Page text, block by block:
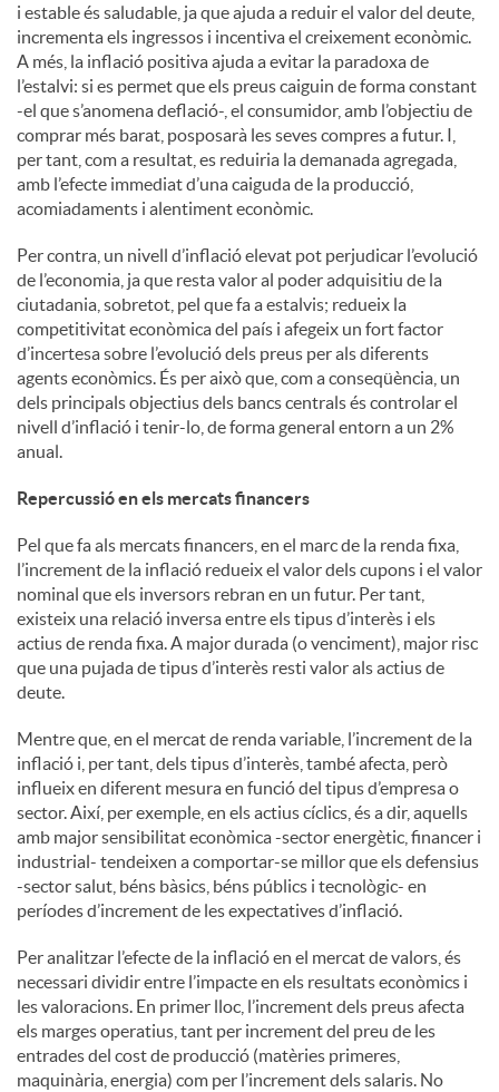
i estable és saludable, ja que ajuda a reduir el valor del deute,
incrementa els ingressos i incentiva el creixement econòmic.
A més, la inflació positiva ajuda a evitar la paradoxa de
l’estalvi: si es permet que els preus caiguin de forma constant
-el que s’anomena deflació-, el consumidor, amb l’objectiu de
comprar més barat, posposarà les seves compres a futur. I,
per tant, com a resultat, es reduiria la demanada agregada,
amb l’efecte immediat d’una caiguda de la producció,
acomiadaments i alentiment econòmic.
Per contra, un nivell d’inflació elevat pot perjudicar l’evolució
de l’economia, ja que resta valor al poder adquisitiu de la
ciutadania, sobretot, pel que fa a estalvis; redueix la
competitivitat econòmica del país i afegeix un fort factor
d’incertesa sobre l’evolució dels preus per als diferents
agents econòmics. És per això que, com a conseqüència, un
dels principals objectius dels bancs centrals és controlar el
nivell d’inflació i tenir-lo, de forma general entorn a un 2%
anual.
Repercussió en els mercats financers
Pel que fa als mercats financers, en el marc de la renda fixa,
l’increment de la inflació redueix el valor dels cupons i el valor
nominal que els inversors rebran en un futur. Per tant,
existeix una relació inversa entre els tipus d’interès i els
actius de renda fixa. A major durada (o venciment), major risc
que una pujada de tipus d’interès resti valor als actius de
deute.
Mentre que, en el mercat de renda variable, l’increment de la
inflació i, per tant, dels tipus d’interès, també afecta, però
influeix en diferent mesura en funció del tipus d’empresa o
sector. Així, per exemple, en els actius cíclics, és a dir, aquells
amb major sensibilitat econòmica -sector energètic, financer i
industrial- tendeixen a comportar-se millor que els defensius
-sector salut, béns bàsics, béns públics i tecnològic- en
períodes d’increment de les expectatives d’inflació.
Per analitzar l’efecte de la inflació en el mercat de valors, és
necessari dividir entre l’impacte en els resultats econòmics i
les valoracions. En primer lloc, l’increment dels preus afecta
els marges operatius, tant per increment del preu de les
entrades del cost de producció (matèries primeres,
maquinària, energia) com per l’increment dels salaris. No